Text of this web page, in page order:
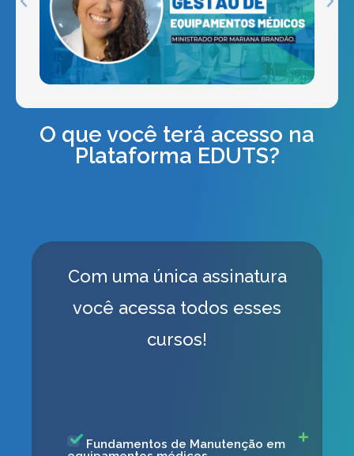
O que você terá acesso na
Plataforma EDUTS?
Com uma única assinatura
você acessa todos esses
cursos!
Fundamentos de Manutenção em